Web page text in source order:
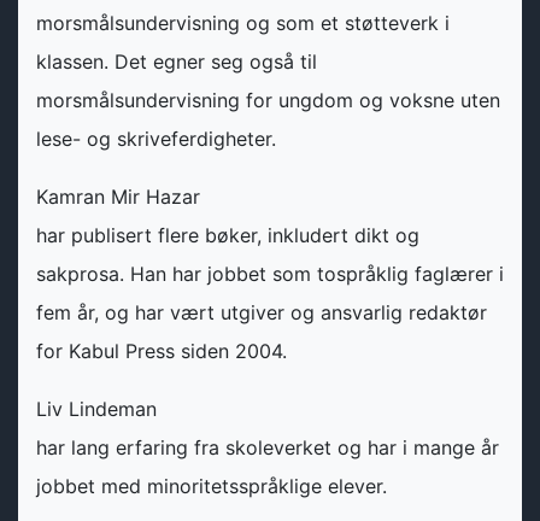
morsmålsundervisning og som et støtteverk i
klassen. Det egner seg også til
morsmålsundervisning for ungdom og voksne uten
lese- og skriveferdigheter.
Kamran Mir Hazar
har publisert flere bøker, inkludert dikt og
sakprosa. Han har jobbet som tospråklig faglærer i
fem år, og har vært utgiver og ansvarlig redaktør
for Kabul Press siden 2004.
Liv Lindeman
har lang erfaring fra skoleverket og har i mange år
jobbet med minoritetsspråklige elever.